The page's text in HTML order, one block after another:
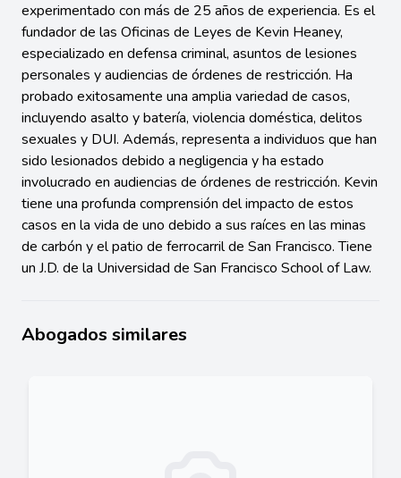
experimentado con más de 25 años de experiencia. Es el
fundador de las Oficinas de Leyes de Kevin Heaney,
especializado en defensa criminal, asuntos de lesiones
personales y audiencias de órdenes de restricción. Ha
probado exitosamente una amplia variedad de casos,
incluyendo asalto y batería, violencia doméstica, delitos
sexuales y DUI. Además, representa a individuos que han
sido lesionados debido a negligencia y ha estado
involucrado en audiencias de órdenes de restricción. Kevin
tiene una profunda comprensión del impacto de estos
casos en la vida de uno debido a sus raíces en las minas
de carbón y el patio de ferrocarril de San Francisco. Tiene
un J.D. de la Universidad de San Francisco School of Law.
Abogados similares